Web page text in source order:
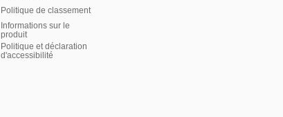
Politique de classement
Informations sur le
produit
Politique et déclaration
d'accessibilité